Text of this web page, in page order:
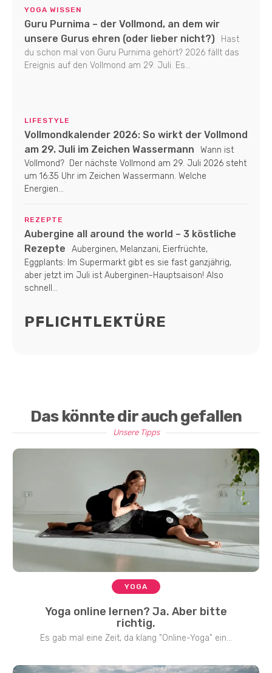
YOGA WISSEN
Guru Purnima – der Vollmond, an dem wir
unsere Gurus ehren (oder lieber nicht?)
Hast
du schon mal von Guru Purnima gehört? 2026 fällt das
Ereignis auf den Vollmond am 29. Juli. Es...
LIFESTYLE
Vollmondkalender 2026: So wirkt der Vollmond
am 29. Juli im Zeichen Wassermann
Wann ist
Vollmond? Der nächste Vollmond am 29. Juli 2026 steht
um 16:35 Uhr im Zeichen Wassermann. Welche
Energien...
REZEPTE
Aubergine all around the world – 3 köstliche
Rezepte
Auberginen, Melanzani, Eierfrüchte,
Eggplants: Im Supermarkt gibt es sie fast ganzjährig,
aber jetzt im Juli ist Auberginen-Hauptsaison! Also
schnell...
PFLICHTLEKTÜRE
Das könnte dir auch gefallen
Unsere Tipps
YOGA
Yoga online lernen? Ja. Aber bitte
richtig.
Es gab mal eine Zeit, da klang "Online-Yoga" ein...